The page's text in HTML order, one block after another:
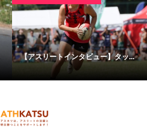
【アスリートインタビュー】タッ...